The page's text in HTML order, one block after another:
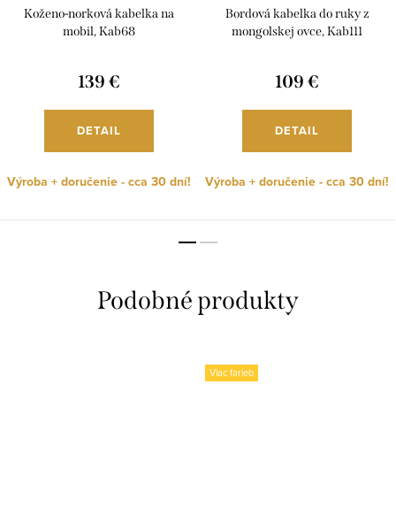
Koženo-norková kabelka na
mobil, Kab68
139 €
DETAIL
Výroba + doručenie - cca 30 dní!
Bordová kabelka do ruky z
mongolskej ovce, Kab111
109 €
DETAIL
Výroba + doručenie - cca 30 dní!
Viac farieb